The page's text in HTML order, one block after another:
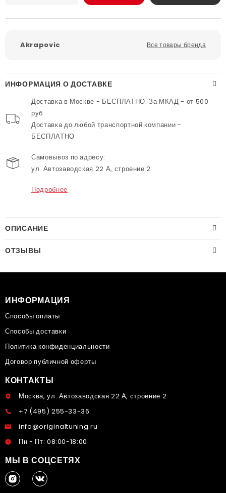
Akrapovic Все товары бренда
ИНФОРМАЦИЯ О ДОСТАВКЕ
Доставка в Москве - БЕСПЛАТНО. За МКАД - от 500
руб
Доставка до любой транспортной компании -
БЕСПЛАТНО
Самовывоз по адресу:
ул. Автозаводская 22 А, строение 2
Подробнее
ОПИСАНИЕ
ОТЗЫВЫ
ИНФОРМАЦИЯ
Способы оплаты
Способы доставки
Политика конфиденциальности
Договор публичной оферты
КОНТАКТЫ
Москва, ул. Автозаводская 22 А, строение 2
+7 (495) 255-33-36
info@originaltuning.ru
Пн - Пт: 08:00-18:00
МЫ В СОЦСЕТЯХ